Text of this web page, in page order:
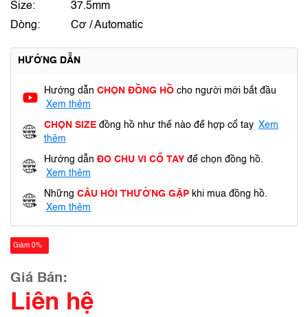
Size:
37.5mm
Dòng:
Cơ / Automatic
HƯỚNG DẪN
Hướng dẫn CHỌN ĐỒNG HỒ cho người mới bắt đầu
Xem thêm
CHỌN SIZE đồng hồ như thế nào để hợp cổ tay Xem
thêm
Hướng dẫn ĐO CHU VI CỔ TAY để chọn đồng hồ.
Xem thêm
Những CÂU HỎI THƯỜNG GẶP khi mua đồng hồ.
Xem thêm
Giảm 0%
Giá Bán:
Liên hệ